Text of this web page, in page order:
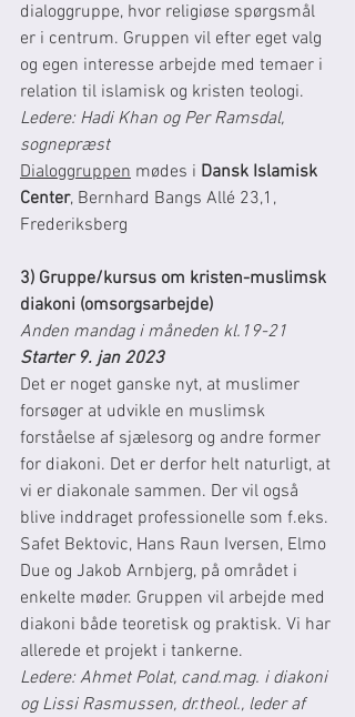
dialoggruppe, hvor religiøse spørgsmål
er i centrum. Gruppen vil efter eget valg
og egen interesse arbejde med temaer i
relation til islamisk og kristen teologi.
Ledere: Hadi Khan og Per Ramsdal,
sognepræst
Dialoggruppen mødes i Dansk Islamisk
Center, Bernhard Bangs Allé 23,1,
Frederiksberg
3) Gruppe/kursus om kristen-muslimsk
diakoni (omsorgsarbejde)
Anden mandag i måneden kl.19-21
Starter 9. jan 2023
Det er noget ganske nyt, at muslimer
forsøger at udvikle en muslimsk
forståelse af sjælesorg og andre former
for diakoni. Det er derfor helt naturligt, at
vi er diakonale sammen. Der vil også
blive inddraget professionelle som f.eks.
Safet Bektovic, Hans Raun Iversen, Elmo
Due og Jakob Arnbjerg, på området i
enkelte møder. Gruppen vil arbejde med
diakoni både teoretisk og praktisk. Vi har
allerede et projekt i tankerne.
Ledere: Ahmet Polat, cand.mag. i diakoni
og Lissi Rasmussen, dr.theol., leder af